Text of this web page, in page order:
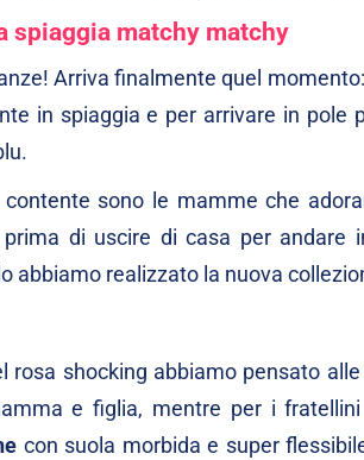
spiaggia matchy matchy
Arriva finalmente quel
in spiaggia e per arrivare in pole
sono le mamme che
di uscire di casa per andare
abbiamo realizzato la nuova
rosa shocking abbiamo pensato
e figlia, mentre per i
con suola morbida e super